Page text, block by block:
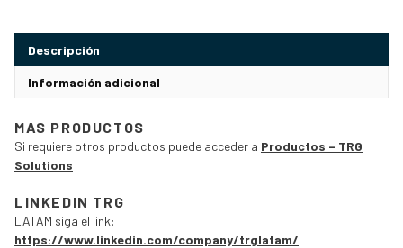
Descripción
Información adicional
MAS PRODUCTOS
Si requiere otros productos puede acceder a Productos – TRG
Solutions
LINKEDIN TRG
LATAM siga el link:
https://www.linkedin.com/company/trglatam/